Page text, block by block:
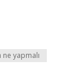
ne yapmalı